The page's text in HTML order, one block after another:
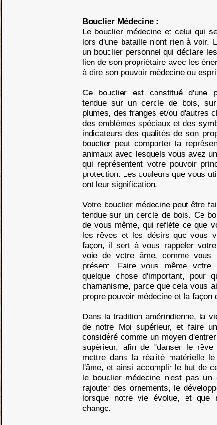
Bouclier Médecine :
Le bouclier médecine et celui qui
lors d'une bataille n'ont rien à voir.
un bouclier personnel qui déclare
lien de son propriétaire avec les
à dire son pouvoir médecine ou
Ce bouclier est constitué d'une
tendue sur un cercle de bois,
plumes, des franges et/ou d'autres
des emblèmes spéciaux et des
indicateurs des qualités de son
bouclier peut comporter la
animaux avec lesquels vous avez
qui représentent votre pouvoir
protection. Les couleurs que vous
ont leur signification.
Votre bouclier médecine peut être
tendue sur un cercle de bois. Ce
de vous même, qui reflète ce que
les rêves et les désirs que vous
façon, il sert à vous rappeler
voie de votre âme, comme vous
présent. Faire vous même votre
quelque chose d'important, pour
chamanisme, parce que cela vous
propre pouvoir médecine et la façon
Dans la tradition amérindienne, la
de notre Moi supérieur, et faire
considéré comme un moyen
supérieur, afin de "danser le rêve
mettre dans la réalité matérielle
l'âme, et ainsi accomplir le but de
le bouclier médecine n'est pas
rajouter des ornements, le
lorsque notre vie évolue, et que
change.